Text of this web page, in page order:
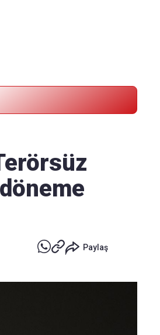
Paylaş